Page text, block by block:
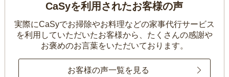
CaSyを利用されたお客様の声
実際にCaSyでお掃除やお料理などの家事代行サービス
を利用していただいたお客様から、 たくさんの感謝や
お褒めのお言葉をいただいております。
お客様の声一覧を見る